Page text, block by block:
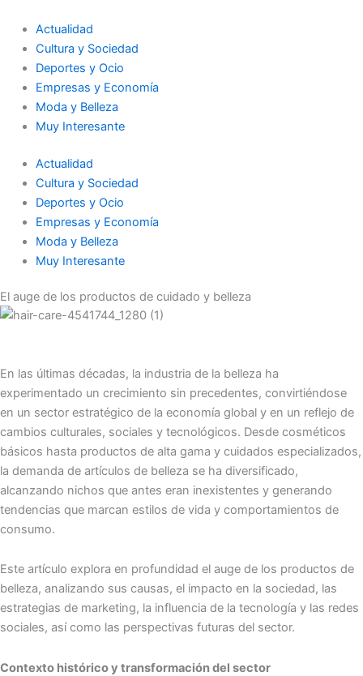
contenido
Actualidad
Cultura y Sociedad
Deportes y Ocio
Empresas y Economía
Moda y Belleza
Muy Interesante
Actualidad
Cultura y Sociedad
Deportes y Ocio
Empresas y Economía
Moda y Belleza
Muy Interesante
El auge de los productos de cuidado y belleza
En las últimas décadas, la industria de la belleza ha
experimentado un crecimiento sin precedentes, convirtiéndose
en un sector estratégico de la economía global y en un reflejo de
cambios culturales, sociales y tecnológicos. Desde cosméticos
básicos hasta productos de alta gama y cuidados especializados,
la demanda de artículos de belleza se ha diversificado,
alcanzando nichos que antes eran inexistentes y generando
tendencias que marcan estilos de vida y comportamientos de
consumo.
Este artículo explora en profundidad el auge de los productos de
belleza, analizando sus causas, el impacto en la sociedad, las
estrategias de marketing, la influencia de la tecnología y las redes
sociales, así como las perspectivas futuras del sector.
Contexto histórico y transformación del sector